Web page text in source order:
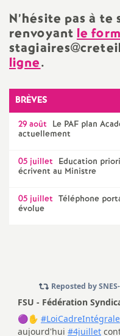
N’hésite pas à
renvoyant le
ligne.
BRÈVES
29 août Le PAF plan
actuellement
05 juillet Education
écrivent au Ministre
05 juillet Téléphone
évolue